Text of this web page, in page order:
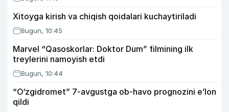
Xitoyga kirish va chiqish qoidalari kuchaytiriladi
Bugun, 10:45
Marvel “Qasoskorlar: Doktor Dum” filmining ilk
treylerini namoyish etdi
Bugun, 10:44
“O‘zgidromet” 7-avgustga ob-havo prognozini e’lon
qildi